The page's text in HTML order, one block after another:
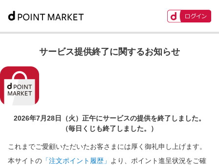
サービス提供終了に関するお知らせ
2026年7月28日（火）正午にサービスの提供を終了しました。
（毎日くじも終了しました。）
これまでご愛顧いただいたお客さまには厚く御礼申し上げます。
本サイトの 「注文ポイント履歴」
より、ポイント進呈状況をご確